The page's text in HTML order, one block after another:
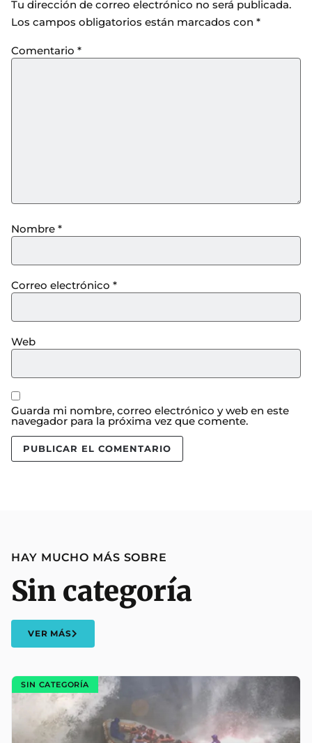
Tu dirección de correo electrónico no será publicada.
Los campos obligatorios están marcados con *
Comentario *
Nombre *
Correo electrónico *
Web
Guarda mi nombre, correo electrónico y web en este
navegador para la próxima vez que comente.
HAY MUCHO MÁS SOBRE
Sin categoría
VER MÁS
SIN CATEGORÍA